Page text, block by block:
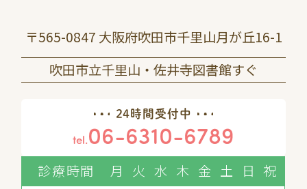
〒565-0847 大阪府吹田市千里山月が丘16-1
吹田市立千里山・佐井寺図書館すぐ
24時間受付中
tel.06-6310-6789
診療時間 月 火 水 木 金 土 日 祝